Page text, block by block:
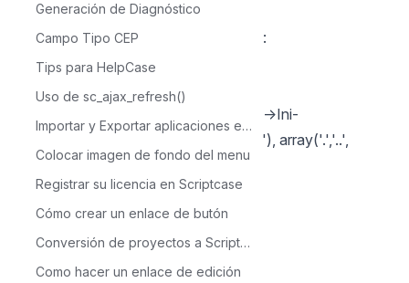
Generación de Diagnóstico
Campo Tipo CEP
Tips para HelpCase
Uso de sc_ajax_refresh()
Importar y Exportar aplicaciones en Scriptcase
Colocar imagen de fondo del menu
Registrar su licencia en Scriptcase
Cómo crear un enlace de butón
Conversión de proyectos a Scriptcase 9
Como hacer un enlace de edición
códigos.
Para los módulos de los tipos: Grupo:
Copia el siguiente código:
$arr_apps = array();
$_arr_apps = array_diff(scandir($this->Ini-
>path_aplicacao . "../_lib/_app_data/"), array('.','..',
'index.php', 'index.html'));
foreach($_arr_apps as $k => $v)
if(substr($v, -12) != "_mob_ini.php")